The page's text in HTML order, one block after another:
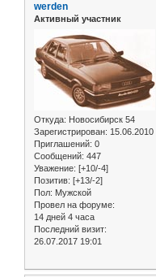
werden
Активный участник
Откуда: Новосибирск 54
Зарегистрирован: 15.06.2010
Приглашений: 0
Сообщений: 447
Уважение: [+10/-4]
Позитив: [+13/-2]
Пол: Мужской
Провел на форуме:
14 дней 4 часа
Последний визит:
26.07.2017 19:01